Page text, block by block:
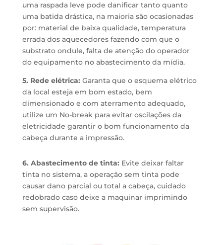
uma raspada leve pode danificar tanto quanto
uma batida drástica, na maioria são ocasionadas
por: material de baixa qualidade, temperatura
errada dos aquecedores fazendo com que o
substrato ondule, falta de atenção do operador
do equipamento no abastecimento da mídia.
5. Rede elétrica: Garanta que o esquema elétrico
da local esteja em bom estado, bem
dimensionado e com aterramento adequado,
utilize um No-break para evitar oscilações da
eletricidade garantir o bom funcionamento da
cabeça durante a impressão.
6. Abastecimento de tinta: Evite deixar faltar
tinta no sistema, a operação sem tinta pode
causar dano parcial ou total a cabeça, cuidado
redobrado caso deixe a maquinar imprimindo
sem supervisão.